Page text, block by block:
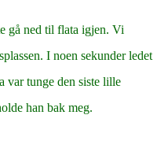
gå ned til flata igjen. Vi
I noen sekunder ledet
var tunge den siste lille
han bak meg.